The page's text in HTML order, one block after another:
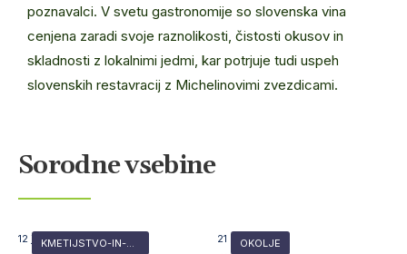
poznavalci. V svetu gastronomije so slovenska vina
cenjena zaradi svoje raznolikosti, čistosti okusov in
skladnosti z lokalnimi jedmi, kar potrjuje tudi uspeh
slovenskih restavracij z Michelinovimi zvezdicami.
Sorodne vsebine
KMETIJSTVO-IN-GOZDARSTVO
12 junija, 2026 OKOLJE
21 maja, 2026